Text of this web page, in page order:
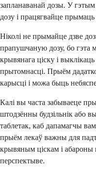
запланаванай дозы. У
дозу і працягвайце
Ніколі не прымайце дзве
прапушчаную дозу, бо гэта
крывянага ціску і
прытомнасці. Прыём
карысці і можа быць
Калі вы часта забываеце
штодзённы будзільнік або
таблетак, каб дапамагчы
прыём лекаў важны для
крывяным ціскам і абароны
перспектыве.